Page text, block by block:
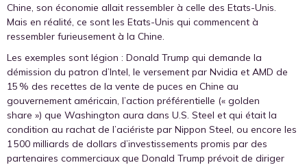
Chine, son économie allait ressembler à celle des Etats-Unis.
Mais en réalité, ce sont les Etats-Unis qui commencent à
ressembler furieusement à la Chine.
Les exemples sont légion : Donald Trump qui demande la
démission du patron d’Intel, le versement par Nvidia et AMD de
15 % des recettes de la vente de puces en Chine au
gouvernement américain, l’action préférentielle (« golden
share ») que Washington aura dans U.S. Steel et qui était la
condition au rachat de l’aciériste par Nippon Steel, ou encore les
1 500 milliards de dollars d’investissements promis par des
partenaires commerciaux que Donald Trump prévoit de diriger